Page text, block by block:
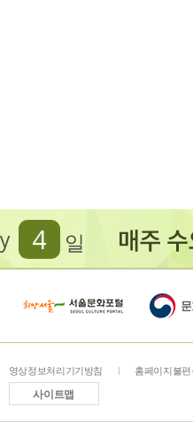
4 일
영상정보처리기기방침 홈페이지불
사이트맵